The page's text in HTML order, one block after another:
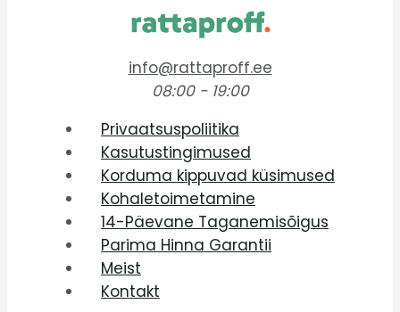
info@rattaproff.ee
08:00 - 19:00
Privaatsuspoliitika
Kasutustingimused
Korduma kippuvad küsimused
Kohaletoimetamine
14-Päevane Taganemisõigus
Parima Hinna Garantii
Meist
Kontakt